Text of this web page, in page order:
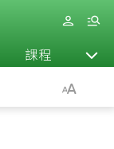
課程 退休